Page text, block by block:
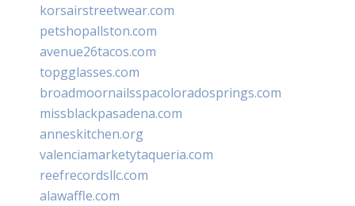
korsairstreetwear.com
petshopallston.com
avenue26tacos.com
topgglasses.com
broadmoornailsspacoloradosprings.com
missblackpasadena.com
anneskitchen.org
valenciamarketytaqueria.com
reefrecordsllc.com
alawaffle.com